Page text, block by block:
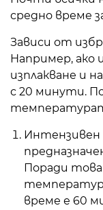
средно време
Зависи от
Например, ако
изплакване и
с 20 минути.
Интензивен
Поради това
време е 60